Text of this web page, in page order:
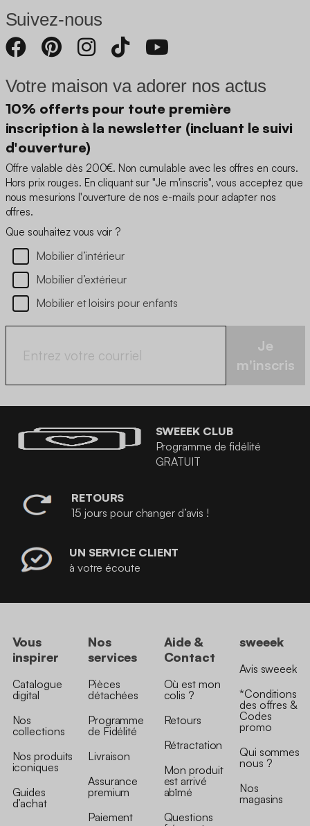
Suivez-nous
Votre maison va adorer nos actus
10% offerts pour toute première
inscription à la newsletter (incluant le suivi
d'ouverture)
Offre valable dès 200€. Non cumulable avec les offres en cours.
Hors prix rouges. En cliquant sur "Je m'inscris", vous acceptez que
nous mesurions l'ouverture de nos e-mails pour adapter nos
offres.
Que souhaitez vous voir ?
Mobilier d’intérieur
Mobilier d’extérieur
Mobilier et loisirs pour enfants
Je
m'inscris
SWEEEK CLUB
Programme de fidélité
GRATUIT
RETOURS
15 jours pour changer d’avis !
UN SERVICE CLIENT
à votre écoute
Vous
inspirer
Catalogue
digital
Nos
collections
Nos produits
iconiques
Guides
d’achat
Nos
services
Pièces
détachées
Programme
de Fidélité
Livraison
Assurance
premium
Paiement
Aide &
Contact
Où est mon
colis ?
Retours
Rétractation
Mon produit
est arrivé
abîmé
Questions
sweeek
Avis sweeek
*Conditions
des offres &
Codes
promo
Qui sommes
nous ?
Nos
magasins